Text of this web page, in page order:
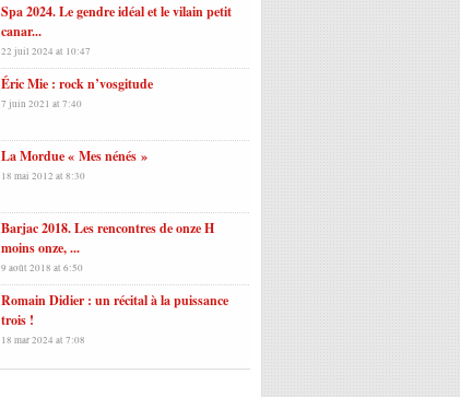
Spa 2024. Le gendre idéal et le vilain petit
canar...
22 juil 2024 at 10:47
Éric Mie : rock n’vosgitude
7 juin 2021 at 7:40
La Mordue « Mes nénés »
18 mai 2012 at 8:30
Barjac 2018. Les rencontres de onze H
moins onze, ...
9 août 2018 at 6:50
Romain Didier : un récital à la puissance
trois !
18 mar 2024 at 7:08